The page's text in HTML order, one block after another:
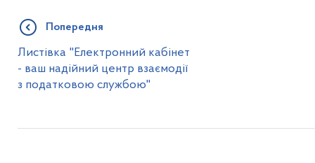
Попередня
Листівка "Електронний кабінет
- ваш надійний центр взаємодії
з податковою службою"